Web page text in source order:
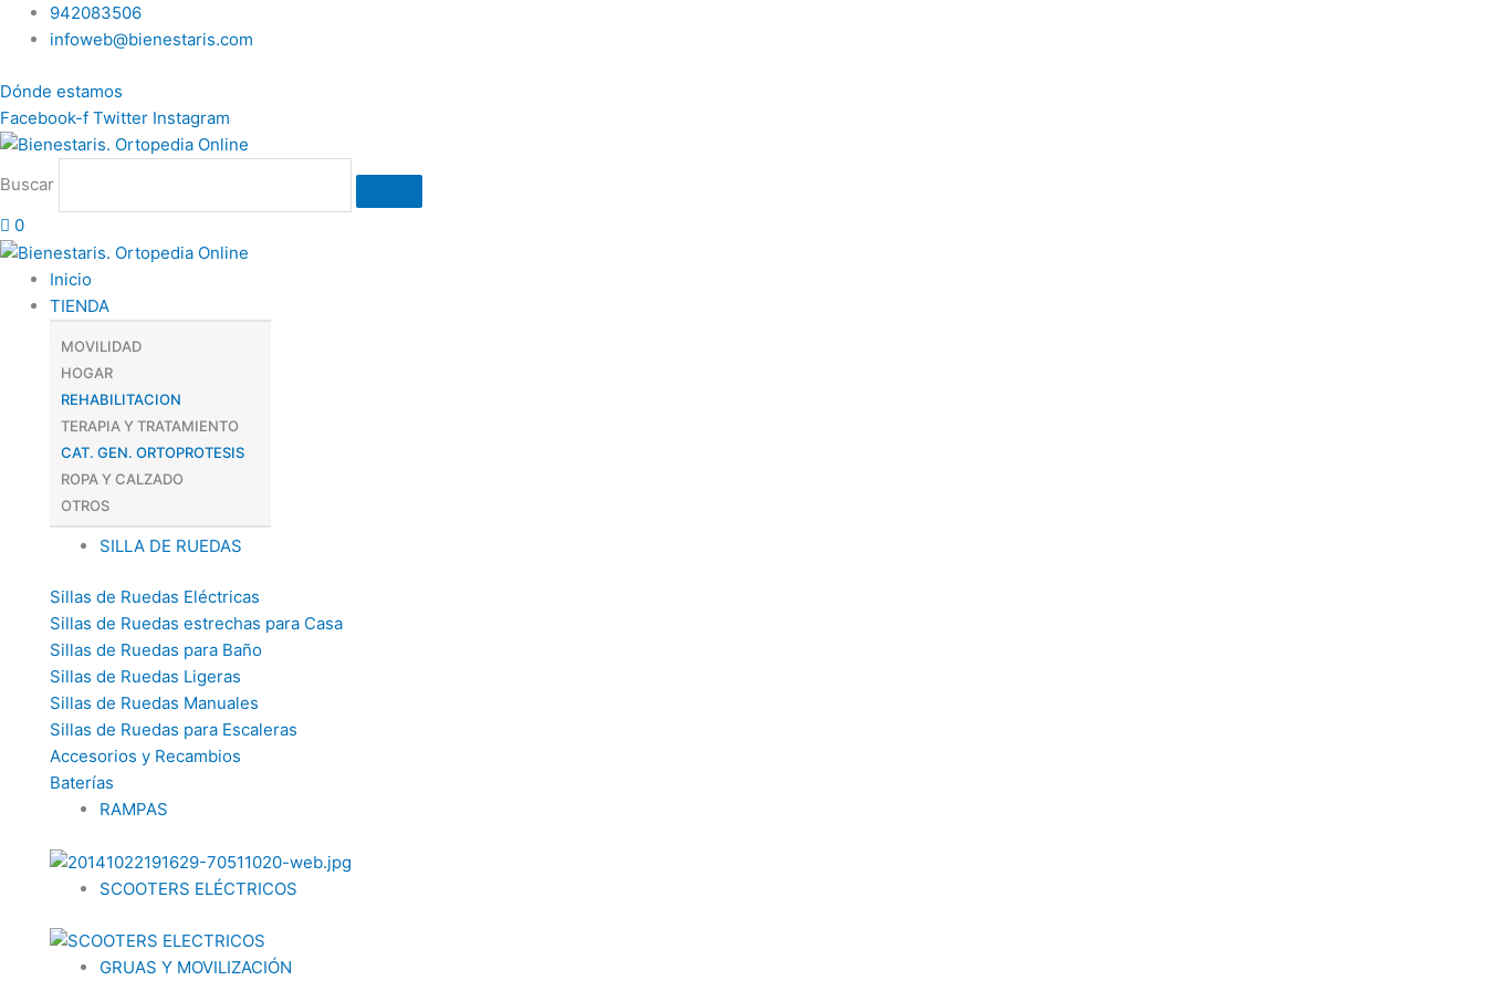
942083506
infoweb@bienestaris.com
Dónde estamos
Facebook-f Twitter Instagram
Buscar
0
Inicio
TIENDA
MOVILIDAD
HOGAR
REHABILITACION
TERAPIA Y TRATAMIENTO
CAT. GEN. ORTOPROTESIS
ROPA Y CALZADO
OTROS
SILLA DE RUEDAS
Sillas de Ruedas Eléctricas
Sillas de Ruedas estrechas para Casa
Sillas de Ruedas para Baño
Sillas de Ruedas Ligeras
Sillas de Ruedas Manuales
Sillas de Ruedas para Escaleras
Accesorios y Recambios
Baterías
RAMPAS
SCOOTERS ELÉCTRICOS
GRUAS Y MOVILIZACIÓN
de